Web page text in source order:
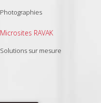
Photographies
Microsites RAVAK
Solutions sur mesure